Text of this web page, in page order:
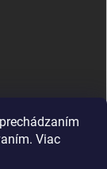
Viac